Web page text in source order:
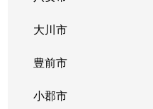
大川市
豊前市
小郡市